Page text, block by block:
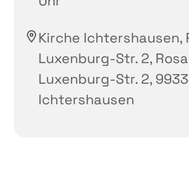
Kirche Ichtershausen,
Luxenburg-Str. 2,
Luxenburg-Str. 2,
Ichtershausen